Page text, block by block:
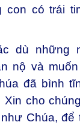
con có trái
dù những
nộ và
đã bình
Xin cho
Chúa, để